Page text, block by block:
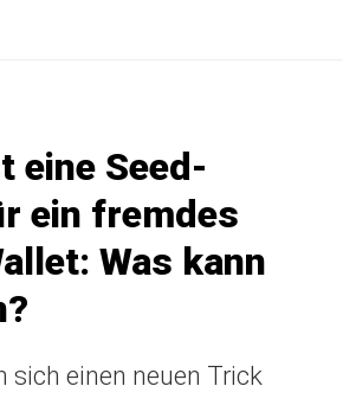
eine Seed-
ein fremdes
Was kann
sich einen neuen Trick